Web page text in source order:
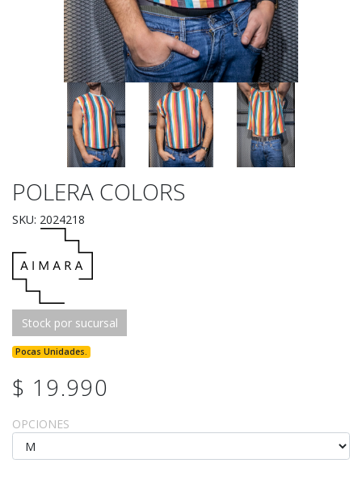
POLERA COLORS
SKU: 2024218
Stock por sucursal
Pocas Unidades.
$ 19.990
OPCIONES